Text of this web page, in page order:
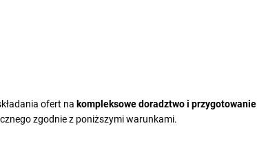
ofert na kompleksowe doradztwo i przygotowanie
zgodnie z poniższymi warunkami.